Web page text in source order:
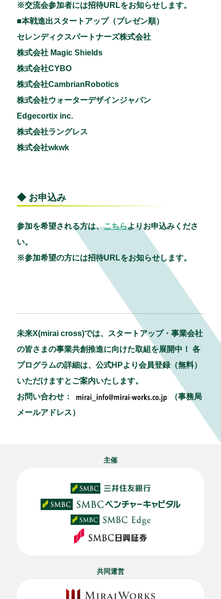
※交流会参加者には招待URLをお知らせします。
■本戦進出スタートアップ（プレゼン順）
セレンディクスパートナーズ株式会社
株式会社 Magic Shields
株式会社CYBO
株式会社CambrianRobotics
株式会社ウォーターデザインジャパン
Edgecortix inc.
株式会社ラングレス
株式会社wkwk
◆ お申込み
参加を希望される方は、こちらよりお申込みくださ
い。
※参加希望の方には招待URLをお知らせします。
未来X(mirai cross)では、スタートアップ・事業会社
の皆さまの事業共創推進に向けた取組を展開中！ 各
プログラムの詳細は、公式HPより会員登録（無料）
いただけますとご案内いたします。
お問い合わせ：
（事務局
メールアドレス）
主催
共同運営